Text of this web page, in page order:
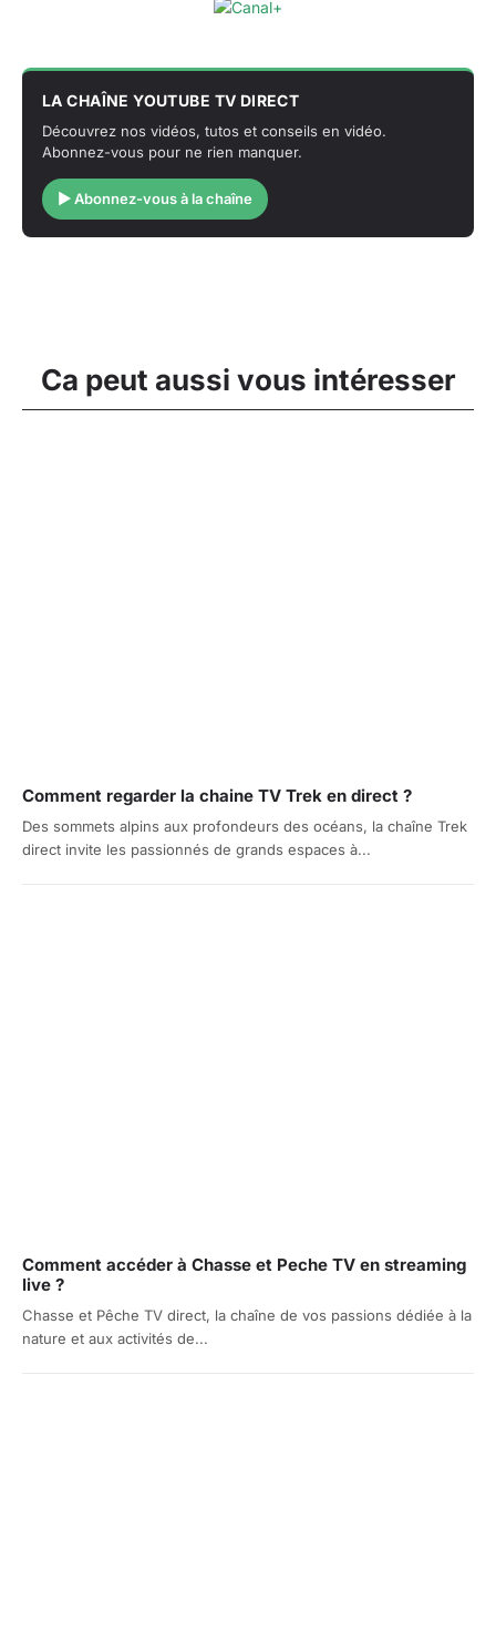
LA CHAÎNE YOUTUBE TV DIRECT
Découvrez nos vidéos, tutos et conseils en vidéo.
Abonnez-vous pour ne rien manquer.
▶ Abonnez-vous à la chaîne
Ca peut aussi vous intéresser
Comment regarder la chaine TV Trek en direct ?
Des sommets alpins aux profondeurs des océans, la chaîne Trek
direct invite les passionnés de grands espaces à...
Comment accéder à Chasse et Peche TV en streaming
live ?
Chasse et Pêche TV direct, la chaîne de vos passions dédiée à la
nature et aux activités de...